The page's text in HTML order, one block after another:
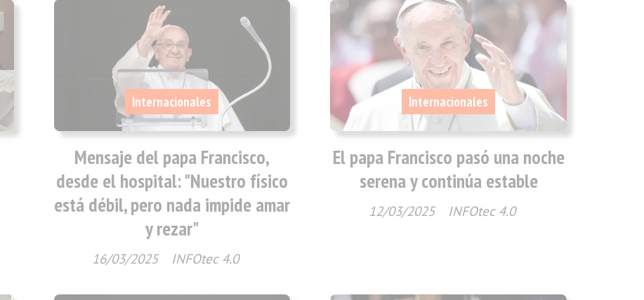
Mensaje del papa Francisco,
desde el hospital: "Nuestro físico
está débil, pero nada impide amar
y rezar"
INFOtec 4.0
Internacionales
16/03/2025
El papa Francisco pasó una noche
serena y continúa estable
INFOtec 4.0
Internacionales
12/03/2025